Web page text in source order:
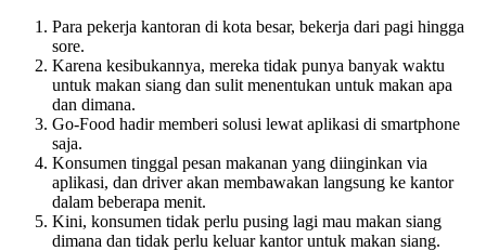
Para pekerja kantoran di kota besar, bekerja dari pagi hingga
sore.
Karena kesibukannya, mereka tidak punya banyak waktu
untuk makan siang dan sulit menentukan untuk makan apa
dan dimana.
Go-Food hadir memberi solusi lewat aplikasi di smartphone
saja.
Konsumen tinggal pesan makanan yang diinginkan via
aplikasi, dan driver akan membawakan langsung ke kantor
dalam beberapa menit.
Kini, konsumen tidak perlu pusing lagi mau makan siang
dimana dan tidak perlu keluar kantor untuk makan siang.